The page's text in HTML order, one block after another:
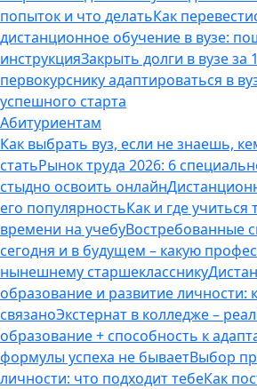
попыток и что делатьКак
дистанционное обучение в вузе:
инструкцияЗакрыть долги в вузе за
первокурснику адаптироваться в
успешного старта
Абитуриентам
Как выбрать вуз, если не знаешь,
статьРынок труда 2026: 6
стыдно освоить онлайн
его популярностьКак и где учиться
времени на учебуВостребованные
сегодня и в будущем – какую
нынешнему старшекласснику
образование и развитие личности:
связаноЭкстернат в колледже –
образование + способность к
формулы успеха не бываетВыбор
личности: что подходит тебеКак